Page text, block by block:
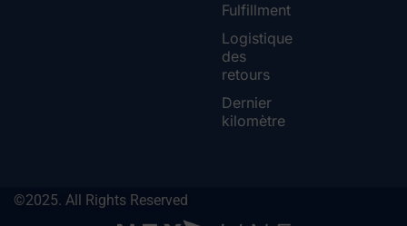
Fulfillment
Logistique
des
retours
Dernier
kilomètre
©2025. All Rights Reserved